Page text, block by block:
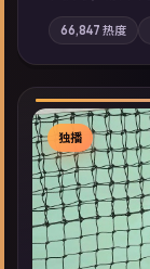
轴，城市霓虹
气质；站内亦
索同类型高分
66,847 热度
独播